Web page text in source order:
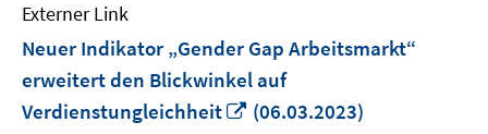
Externer Link
Neuer Indikator „Gender Gap Arbeitsmarkt“
erweitert den Blickwinkel auf
Verdienstungleichheit
In
(06.03.2023)